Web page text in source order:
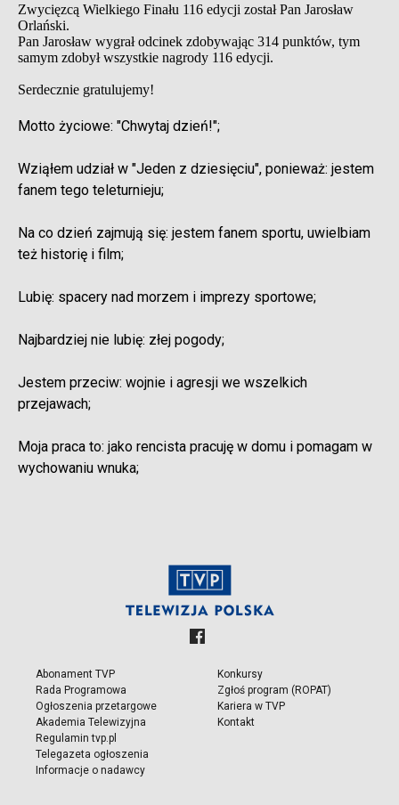
Zwycięzcą Wielkiego Finału 116 edycji został Pan Jarosław
Orlański.
Pan Jarosław wygrał odcinek zdobywając 314 punktów, tym
samym zdobył wszystkie nagrody 116 edycji.
Serdecznie gratulujemy!
Motto życiowe: "Chwytaj dzień!";
Wziąłem udział w "Jeden z dziesięciu", ponieważ: jestem
fanem tego teleturnieju;
Na co dzień zajmują się: jestem fanem sportu, uwielbiam
też historię i film;
Lubię: spacery nad morzem i imprezy sportowe;
Najbardziej nie lubię: złej pogody;
Jestem przeciw: wojnie i agresji we wszelkich
przejawach;
Moja praca to: jako rencista pracuję w domu i pomagam w
wychowaniu wnuka;
Abonament TVP
Rada Programowa
Ogłoszenia przetargowe
Akademia Telewizyjna
Regulamin tvp.pl
Telegazeta ogłoszenia
Informacje o nadawcy
Konkursy
Zgłoś program (ROPAT)
Kariera w TVP
Kontakt